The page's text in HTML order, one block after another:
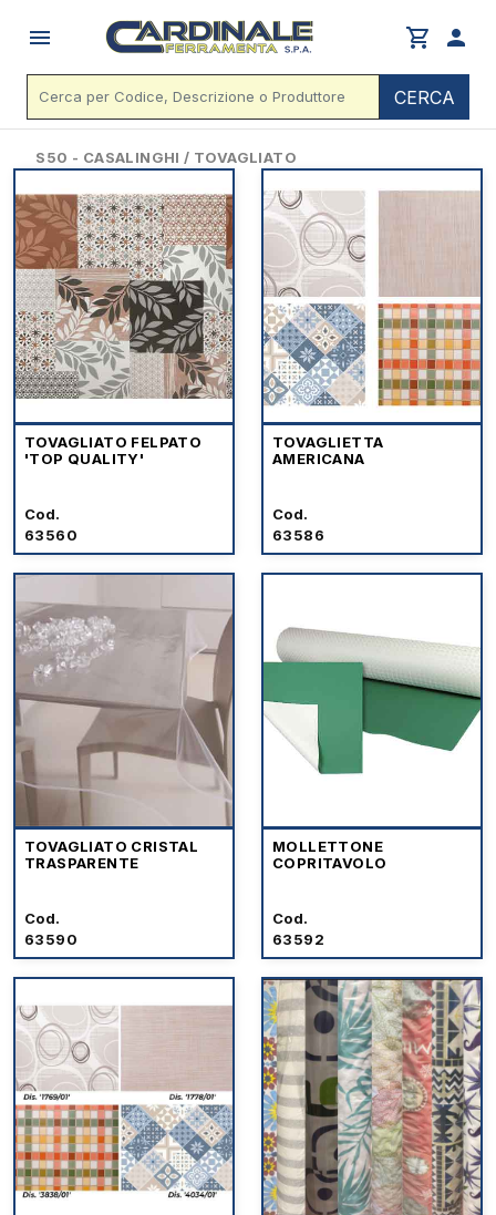
menu shopping_cart person
CERCA
S50 - CASALINGHI / TOVAGLIATO
TOVAGLIATO FELPATO
'TOP QUALITY'
Cod.
63560
TOVAGLIETTA
AMERICANA
Cod.
63586
TOVAGLIATO CRISTAL
TRASPARENTE
Cod.
63590
MOLLETTONE
COPRITAVOLO
Cod.
63592